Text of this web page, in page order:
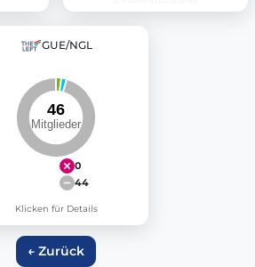
GUE/NGL
0
44
Klicken für Details
← Zurück